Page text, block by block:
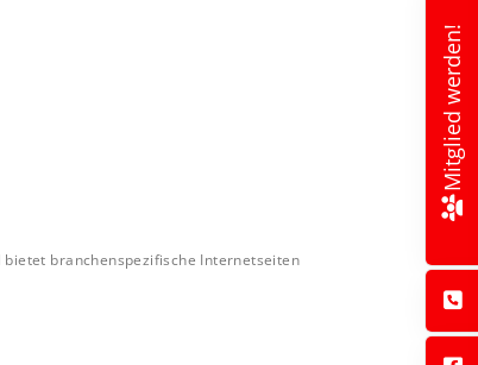
bietet branchenspezifische Internetseiten
Mitglied werden!